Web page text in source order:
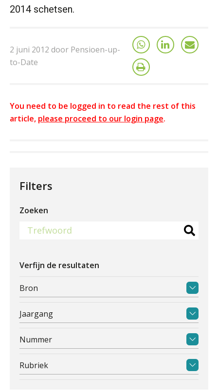
2014 schetsen.
2 juni 2012 door Pensioen-up-
to-Date
You need to be logged in to read the rest of this
article, please proceed to our login page.
Filters
Zoeken
Verfijn de resultaten
Bron
Jaargang
Nummer
Rubriek